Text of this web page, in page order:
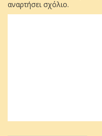
αναρτήσει σχόλιο.